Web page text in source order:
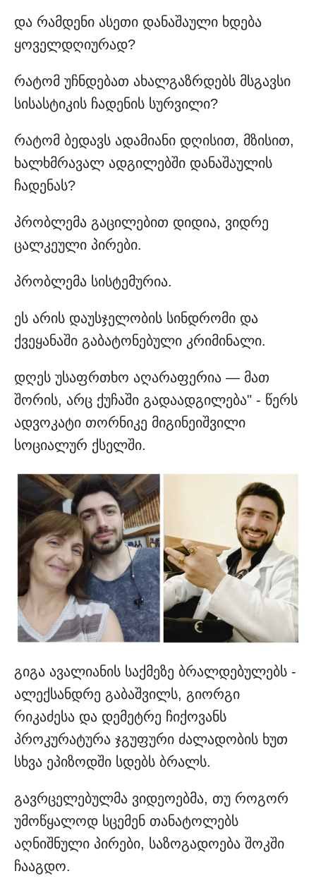
და რამდენი ასეთი დანაშაული ხდება
ყოველდღიურად?
რატომ უჩნდებათ ახალგაზრდებს მსგავსი
სისასტიკის ჩადენის სურვილი?
რატომ ბედავს ადამიანი დღისით, მზისით,
ხალხმრავალ ადგილებში დანაშაულის
ჩადენას?
პრობლემა გაცილებით დიდია, ვიდრე
ცალკეული პირები.
პრობლემა სისტემურია.
ეს არის დაუსჯელობის სინდრომი და
ქვეყანაში გაბატონებული კრიმინალი.
დღეს უსაფრთხო აღარაფერია — მათ
შორის, არც ქუჩაში გადაადგილება" - წერს
ადვოკატი თორნიკე მიგინეიშვილი
სოციალურ ქსელში.
გიგა ავალიანის საქმეზე ბრალდებულებს -
ალექსანდრე გაბაშვილს, გიორგი
რიკაძესა და დემეტრე ჩიქოვანს
პროკურატურა ჯგუფური ძალადობის ხუთ
სხვა ეპიზოდში სდებს ბრალს.
გავრცელებულმა ვიდეოებმა, თუ როგორ
უმოწყალოდ სცემენ თანატოლებს
აღნიშნული პირები, საზოგადოება შოკში
ჩააგდო.